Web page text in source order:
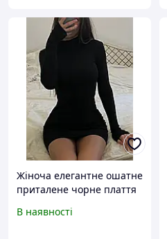
Жіноча елегантне ошатне
приталене чорне плаття
рукавом крепдайвінг
В наявності